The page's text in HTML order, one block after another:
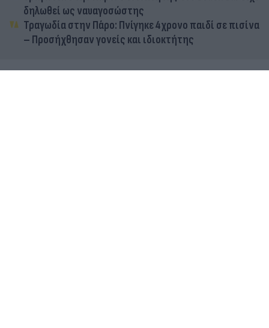
δηλωθεί ως ναυαγοσώστης
Τραγωδία στην Πάρο: Πνίγηκε 4χρονο παιδί σε πισίνα
– Προσήχθησαν γονείς και ιδιοκτήτης